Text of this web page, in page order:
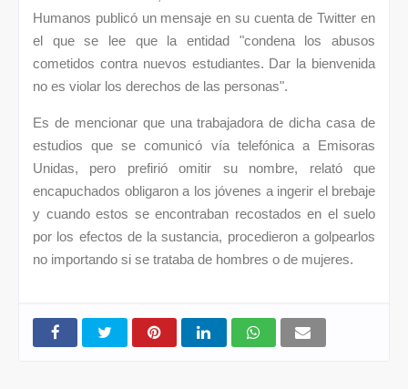
Humanos publicó un mensaje en su cuenta de Twitter en
el que se lee que la entidad "condena los abusos
cometidos contra nuevos estudiantes. Dar la bienvenida
no es violar los derechos de las personas".
Es de mencionar que una trabajadora de dicha casa de
estudios que se comunicó vía telefónica a Emisoras
Unidas, pero prefirió omitir su nombre, relató que
encapuchados obligaron a los jóvenes a ingerir el brebaje
y cuando estos se encontraban recostados en el suelo
por los efectos de la sustancia, procedieron a golpearlos
no importando si se trataba de hombres o de mujeres.